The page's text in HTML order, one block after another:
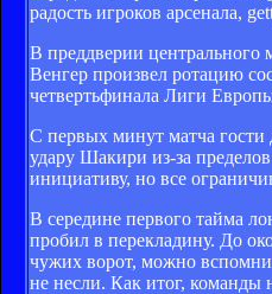
радость игроков арсенала,
В преддверии
Венгер произвел ротацию
четвертьфинала Лиги
С первых минут матча
удару Шакири из-за
инициативу, но все
В середине первого тайма
пробил в перекладину. До
чужих ворот, можно
не несли. Как итог, команды